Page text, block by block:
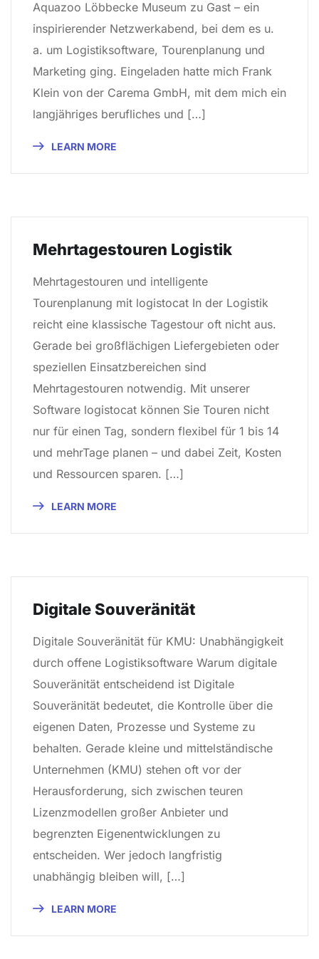
Aquazoo Löbbecke Museum zu Gast – ein
inspirierender Netzwerkabend, bei dem es u.
a. um Logistiksoftware, Tourenplanung und
Marketing ging. Eingeladen hatte mich Frank
Klein von der Carema GmbH, mit dem mich ein
langjähriges berufliches und […]
LEARN MORE
Mehrtagestouren Logistik
Mehrtagestouren und intelligente
Tourenplanung mit logistocat In der Logistik
reicht eine klassische Tagestour oft nicht aus.
Gerade bei großflächigen Liefergebieten oder
speziellen Einsatzbereichen sind
Mehrtagestouren notwendig. Mit unserer
Software logistocat können Sie Touren nicht
nur für einen Tag, sondern flexibel für 1 bis 14
und mehrTage planen – und dabei Zeit, Kosten
und Ressourcen sparen. […]
LEARN MORE
Digitale Souveränität
Digitale Souveränität für KMU: Unabhängigkeit
durch offene Logistiksoftware Warum digitale
Souveränität entscheidend ist Digitale
Souveränität bedeutet, die Kontrolle über die
eigenen Daten, Prozesse und Systeme zu
behalten. Gerade kleine und mittelständische
Unternehmen (KMU) stehen oft vor der
Herausforderung, sich zwischen teuren
Lizenzmodellen großer Anbieter und
begrenzten Eigenentwicklungen zu
entscheiden. Wer jedoch langfristig
unabhängig bleiben will, […]
LEARN MORE